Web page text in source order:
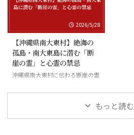
2026/5/28
【沖縄県南大東村】絶海の
孤島・南大東島に潜む「断
崖の霊」と心霊の禁忌
沖縄県南大東村に伝わる断崖の霊
もっと読む